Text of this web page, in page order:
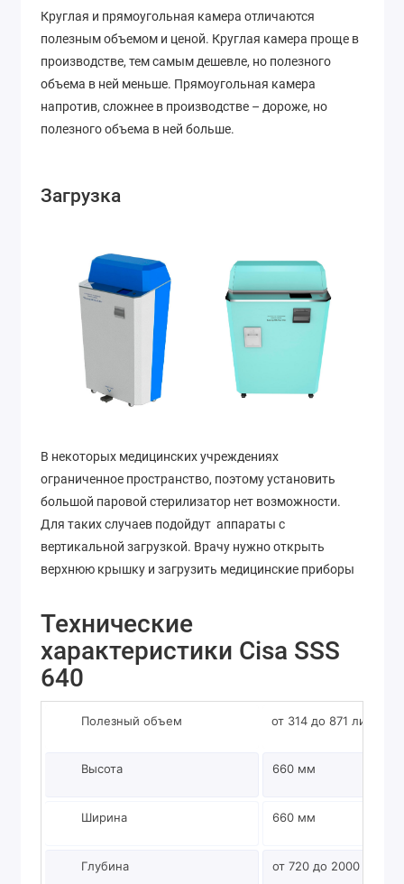
Круглая и прямоугольная камера отличаются
полезным объемом и ценой. Круглая камера проще в
производстве, тем самым дешевле, но полезного
объема в ней меньше. Прямоугольная камера
напротив, сложнее в производстве – дороже, но
полезного объема в ней больше.
Загрузка
В некоторых медицинских учреждениях
ограниченное пространство, поэтому установить
большой паровой стерилизатор нет возможности.
Для таких случаев подойдут аппараты с
вертикальной загрузкой. Врачу нужно открыть
верхнюю крышку и загрузить медицинские приборы
Технические
характеристики Cisa SSS
640
Полезный объем от 314 до 871 литров
Высота 660 мм
Ширина 660 мм
Глубина
от 720 до 2000 мм